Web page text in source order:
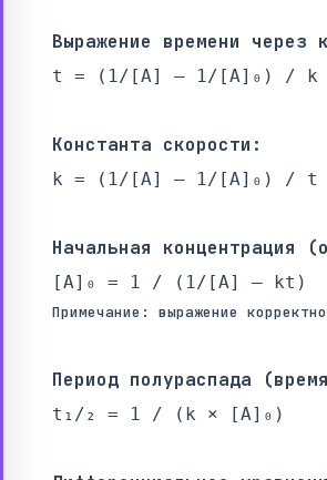
Выражение времени через
t = (1/[A] – 1/[A]₀) / k
Константа скорости:
k = (1/[A] – 1/[A]₀) / t
Начальная концентрация
[A]₀ = 1 / (1/[A] – kt)
Примечание: выражение
Период полураспада
t₁/₂ = 1 / (k × [A]₀)